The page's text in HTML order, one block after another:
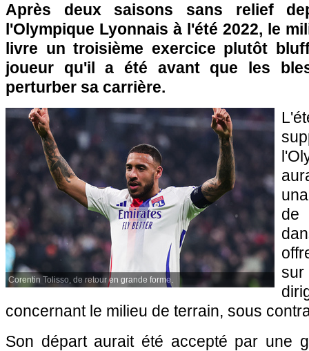
Après deux saisons sans relief
l'Olympique Lyonnais à l'été 2022, le
livre un troisième exercice plutôt
joueur qu'il a été avant que les
perturber sa carrière.
Corentin Tolisso, de retour en grande forme.
de
concernant le milieu de terrain, sous
Son départ aurait été accepté par une